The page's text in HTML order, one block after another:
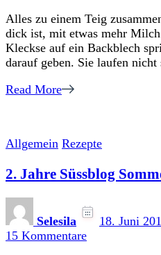
Alles zu einem Teig
dick ist, mit etwas mehr
Kleckse auf ein Backblech
darauf geben. Sie laufen
Read More
Allgemein Rezepte
2. Jahre Süssblog
Selesila 18. Juni
15 Kommentarezu